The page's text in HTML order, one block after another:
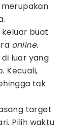
keluar buat
online.
luar yang
Kecuali,
tak
target
Pilih waktu